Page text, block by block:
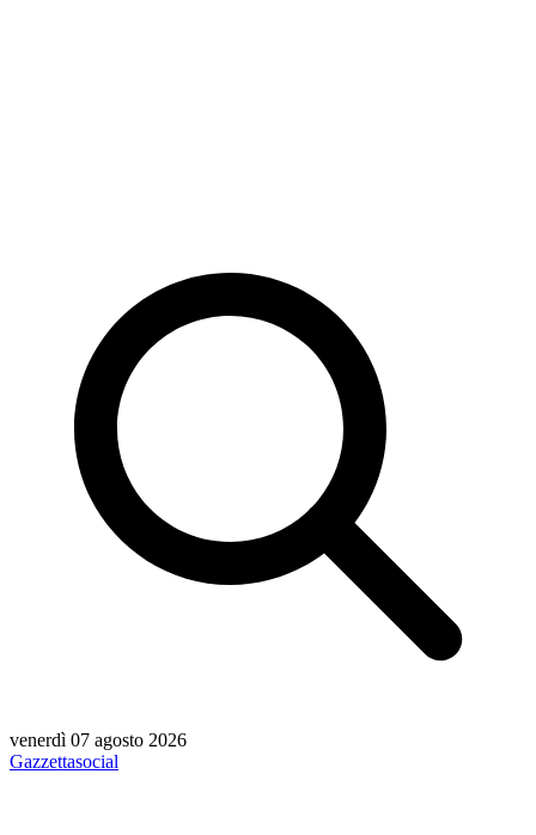
venerdì 07 agosto 2026
Gazzettasocial